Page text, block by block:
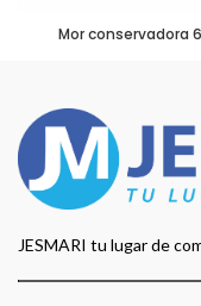
Mor conservadora
JESMARI tu lugar de